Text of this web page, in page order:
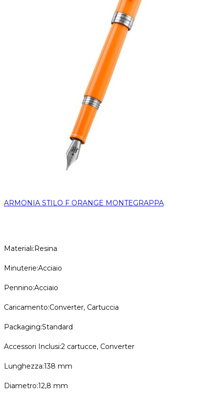
ARMONIA STILO F ORANGE MONTEGRAPPA
Materiali:Resina
Minuterie:Acciaio
Pennino:Acciaio
Caricamento:Converter, Cartuccia
Packaging:Standard
Accessori Inclusi:2 cartucce, Converter
Lunghezza:138 mm
Diametro:12,8 mm